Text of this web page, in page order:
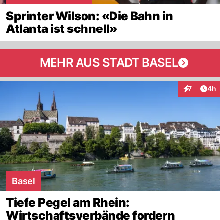
Sprinter Wilson: «Die Bahn in
Atlanta ist schnell»
MEHR AUS STADT BASEL
7 4h
Basel
Tiefe Pegel am Rhein:
Wirtschaftsverbände fordern